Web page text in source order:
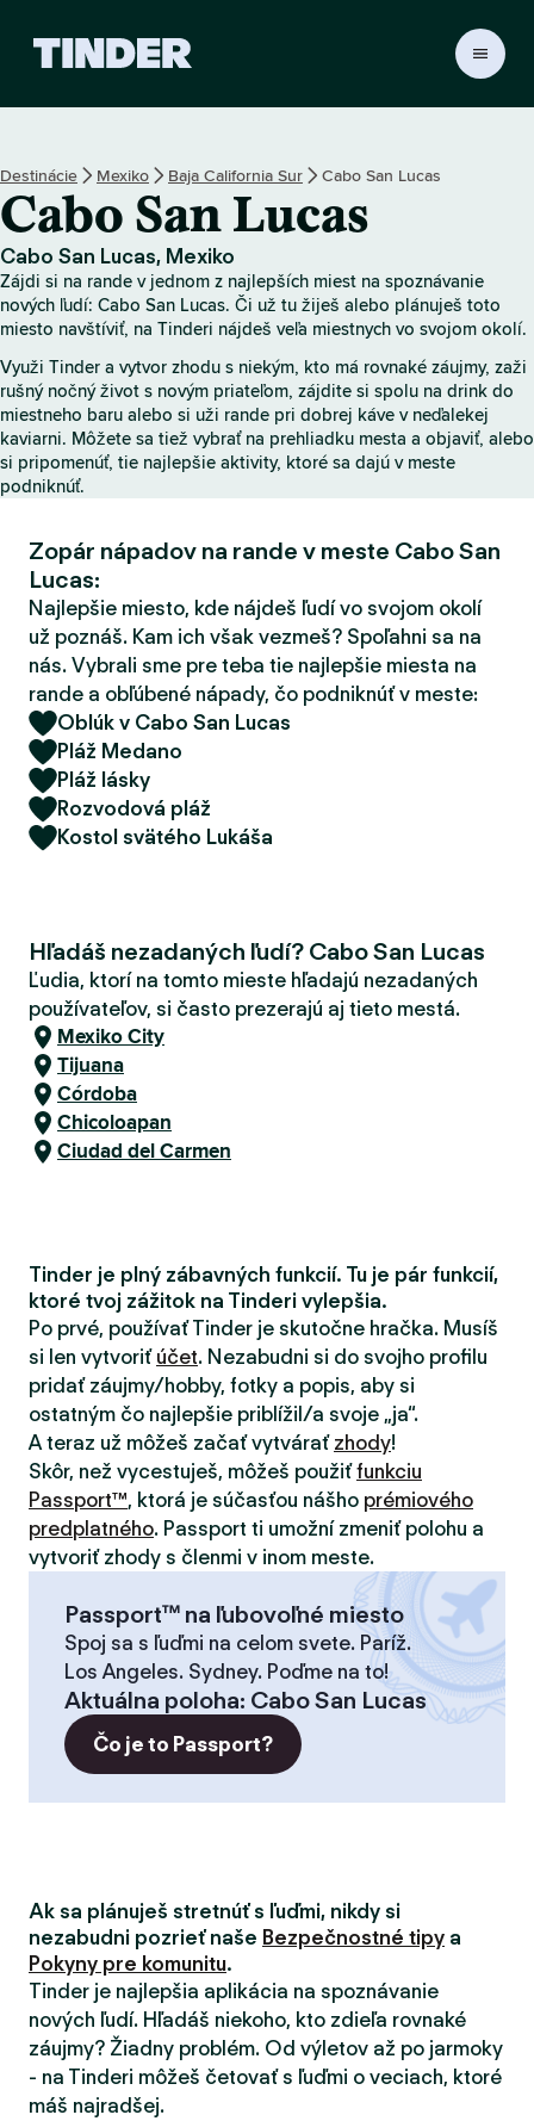
s
k
á
o
b
r
a
o
v
k
a
T
d
r
Destinácie Mexiko Baja California Sur Cabo San Lucas
Cabo San Lucas
Cabo San Lucas, Mexiko
Zájdi si na rande v jednom z najlepších miest na spoznávanie
nových ľudí: Cabo San Lucas. Či už tu žiješ alebo plánuješ toto
miesto navštíviť, na Tinderi nájdeš veľa miestnych vo svojom okolí.
Využi Tinder a vytvor zhodu s niekým, kto má rovnaké záujmy, zaži
rušný nočný život s novým priateľom, zájdite si spolu na drink do
miestneho baru alebo si uži rande pri dobrej káve v neďalekej
kaviarni. Môžete sa tiež vybrať na prehliadku mesta a objaviť, alebo
si pripomenúť, tie najlepšie aktivity, ktoré sa dajú v meste
podniknúť.
Zopár nápadov na rande v meste Cabo San
Lucas:
Najlepšie miesto, kde nájdeš ľudí vo svojom okolí
už poznáš. Kam ich však vezmeš? Spoľahni sa na
nás. Vybrali sme pre teba tie najlepšie miesta na
rande a obľúbené nápady, čo podniknúť v meste:
Oblúk v Cabo San Lucas
Pláž Medano
Pláž lásky
Rozvodová pláž
Kostol svätého Lukáša
Hľadáš nezadaných ľudí? Cabo San Lucas
Ľudia, ktorí na tomto mieste hľadajú nezadaných
používateľov, si často prezerajú aj tieto mestá.
Mexiko City
Tijuana
Córdoba
Chicoloapan
Ciudad del Carmen
Tinder je plný zábavných funkcií. Tu je pár funkcií,
ktoré tvoj zážitok na Tinderi vylepšia.
Po prvé, používať Tinder je skutočne hračka. Musíš
si len vytvoriť účet. Nezabudni si do svojho profilu
pridať záujmy/hobby, fotky a popis, aby si
ostatným čo najlepšie priblížil/a svoje „ja“.
A teraz už môžeš začať vytvárať zhody!
Skôr, než vycestuješ, môžeš použiťfunkciu
Passport™, ktorá je súčasťou nášho prémiového
predplatného. Passport ti umožní zmeniť polohu a
vytvoriť zhody s členmi v inom meste.
Passport™ na ľubovoľné miesto
Spoj sa s ľuďmi na celom svete. Paríž.
Los Angeles. Sydney. Poďme na to!
Aktuálna poloha: Cabo San Lucas
Čo je to Passport?
Ak sa plánuješ stretnúť s ľuďmi, nikdy si
nezabudni pozrieť naše Bezpečnostné tipy a
Pokyny pre komunitu.
Tinder je najlepšia aplikácia na spoznávanie
nových ľudí. Hľadáš niekoho, kto zdieľa rovnaké
záujmy? Žiadny problém. Od výletov až po jarmoky
- na Tinderi môžeš četovať s ľuďmi o veciach, ktoré
máš najradšej.